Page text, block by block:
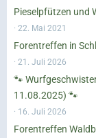
Pieselpfützen und
22. Mai 2021
Forentreffen in
21. Juli 2026
🐾
11.08.2025) 🐾
16. Juli 2026
Forentreffen